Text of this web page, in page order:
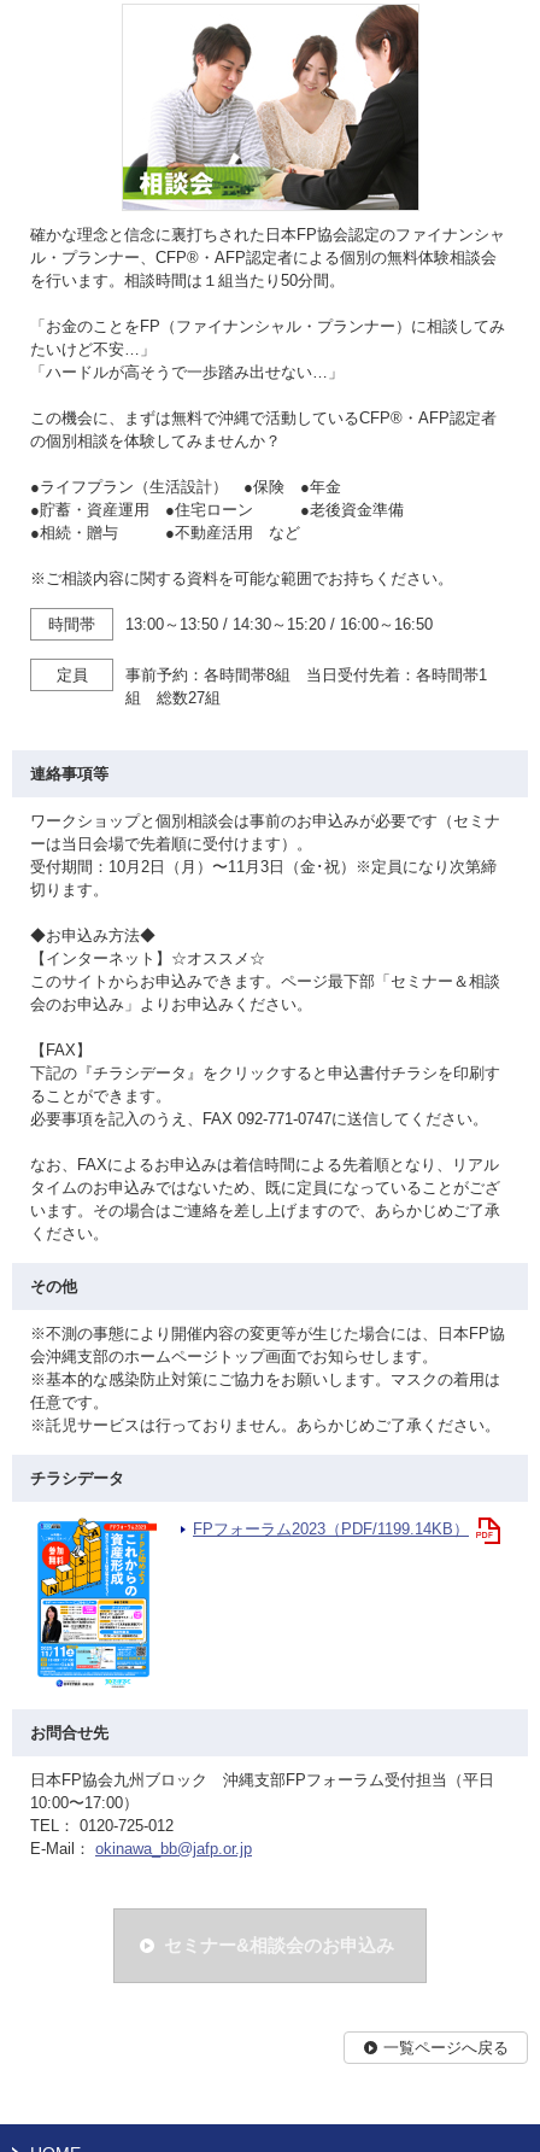
確かな理念と信念に裏打ちされた日本FP協会認定のファイナンシャ
ル・プランナー、CFP®・AFP認定者による個別の無料体験相談会
を行います。相談時間は１組当たり50分間。
「お金のことをFP（ファイナンシャル・プランナー）に相談してみ
たいけど不安…」
「ハードルが高そうで一歩踏み出せない…」
この機会に、まずは無料で沖縄で活動しているCFP®・AFP認定者
の個別相談を体験してみませんか？
●ライフプラン（生活設計） ●保険 ●年金
●貯蓄・資産運用 ●住宅ローン ●老後資金準備
●相続・贈与 ●不動産活用 など
※ご相談内容に関する資料を可能な範囲でお持ちください。
時間帯 13:00～13:50 / 14:30～15:20 / 16:00～16:50
定員
事前予約：各時間帯8組 当日受付先着：各時間帯1
組 総数27組
連絡事項等
ワークショップと個別相談会は事前のお申込みが必要です（セミナ
ーは当日会場で先着順に受付けます）。
受付期間：10月2日（月）〜11月3日（金･祝）※定員になり次第締
切ります。
◆お申込み方法◆
【インターネット】☆オススメ☆
このサイトからお申込みできます。ページ最下部「セミナー＆相談
会のお申込み」よりお申込みください。
【FAX】
下記の『チラシデータ』をクリックすると申込書付チラシを印刷す
ることができます。
必要事項を記入のうえ、FAX 092-771-0747に送信してください。
なお、FAXによるお申込みは着信時間による先着順となり、リアル
タイムのお申込みではないため、既に定員になっていることがござ
います。その場合はご連絡を差し上げますので、あらかじめご了承
ください。
その他
※不測の事態により開催内容の変更等が生じた場合には、日本FP協
会沖縄支部のホームページトップ画面でお知らせします。
※基本的な感染防止対策にご協力をお願いします。マスクの着用は
任意です。
※託児サービスは行っておりません。あらかじめご了承ください。
チラシデータ
FPフォーラム2023（PDF/1199.14KB）
お問合せ先
日本FP協会九州ブロック 沖縄支部FPフォーラム受付担当（平日
10:00〜17:00）
TEL： 0120-725-012
E-Mail： okinawa_bb@jafp.or.jp
セミナー&相談会のお申込み
一覧ページへ戻る